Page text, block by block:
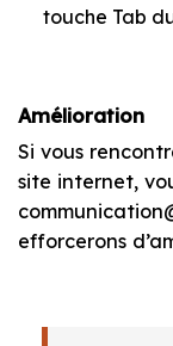
touche Tab
Amélioration
Si vous
site internet,
efforcerons